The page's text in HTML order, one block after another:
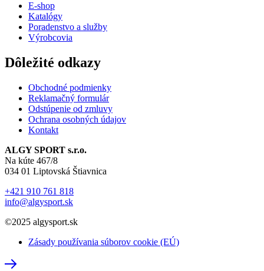
E-shop
Katalógy
Poradenstvo a služby
Výrobcovia
Dôležité odkazy
Obchodné podmienky
Reklamačný formulár
Odstúpenie od zmluvy
Ochrana osobných údajov
Kontakt
ALGY SPORT s.r.o.
Na kúte 467/8
034 01 Liptovská Štiavnica
+421 910 761 818
info@algysport.sk
©2025 algysport.sk
Zásady používania súborov cookie (EÚ)